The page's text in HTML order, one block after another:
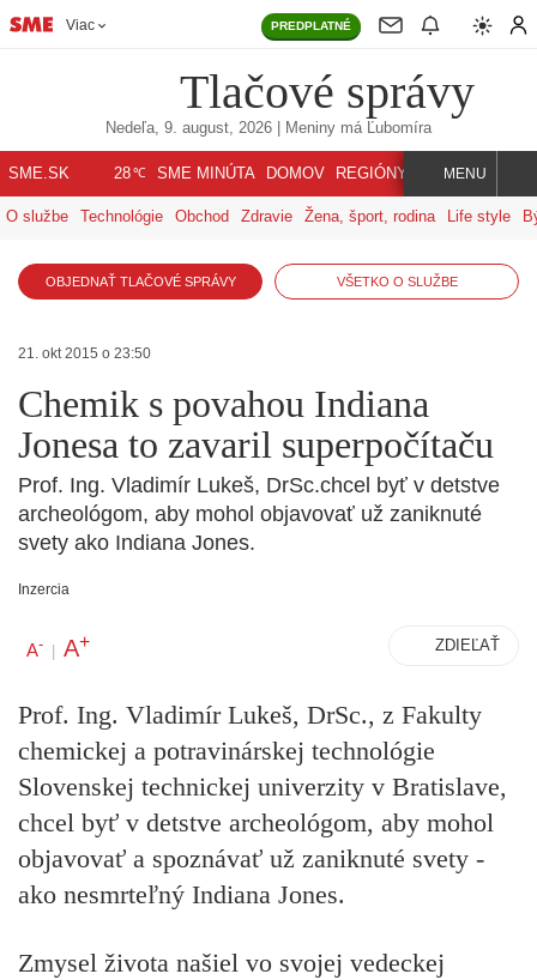
Viac PREDPLATNÉ
Tlačové správy
Nedeľa, 9. august, 2026 | Meniny má Ľubomíra
SME.SK 28℃ SME MINÚTA DOMOV REGIÓNY INDEX SVET
MENU
O službe Technológie Obchod Zdravie Žena, šport, rodina Life style
OBJEDNAŤ TLAČOVÉ SPRÁVY VŠETKO O SLUŽBE
21. okt 2015 o 23:50
Chemik s povahou Indiana
Jonesa to zavaril superpočítaču
Prof. Ing. Vladimír Lukeš, DrSc.chcel byť v detstve
archeológom, aby mohol objavovať už zaniknuté
svety ako Indiana Jones.
Inzercia
A- | A+ ZDIEĽAŤ
Prof. Ing. Vladimír Lukeš, DrSc., z Fakulty
chemickej a potravinárskej technológie
Slovenskej technickej univerzity v Bratislave,
chcel byť v detstve archeológom, aby mohol
objavovať a spoznávať už zaniknuté svety -
ako nesmrteľný Indiana Jones.
Zmysel života našiel vo svojej vedeckej